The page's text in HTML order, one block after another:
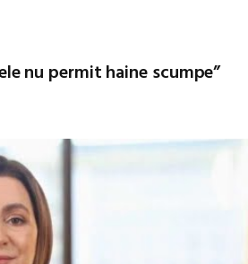
nu permit haine scumpe”